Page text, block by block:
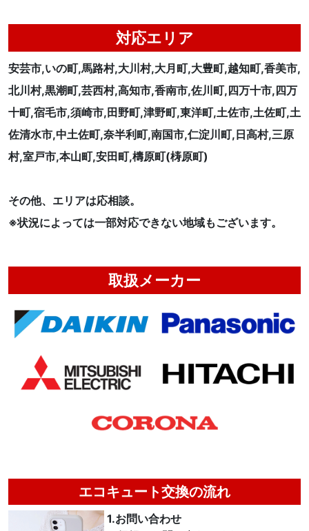
対応エリア
安芸市,いの町,馬路村,大川村,大月町,大豊町,越知町,香美市,
北川村,黒潮町,芸西村,高知市,香南市,佐川町,四万十市,四万
十町,宿毛市,須崎市,田野町,津野町,東洋町,土佐市,土佐町,土
佐清水市,中土佐町,奈半利町,南国市,仁淀川町,日高村,三原
村,室戸市,本山町,安田町,檮原町(梼原町)
その他、エリアは応相談。
※状況によっては一部対応できない地域もございます。
取扱メーカー
エコキュート交換の流れ
1.お問い合わせ